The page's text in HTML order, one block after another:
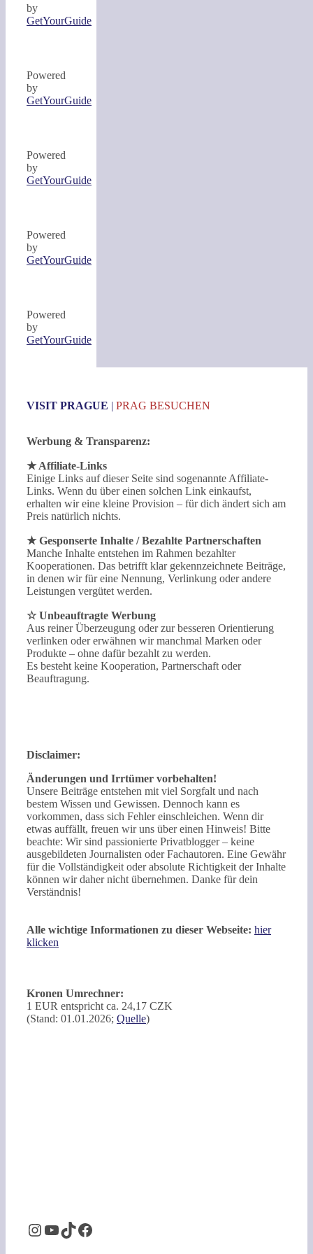
by
GetYourGuide
Powered
by
GetYourGuide
Powered
by
GetYourGuide
Powered
by
GetYourGuide
Powered
by
GetYourGuide
VISIT PRAGUE | PRAG BESUCHEN
Werbung & Transparenz:
★ Affiliate-Links
Einige Links auf dieser Seite sind sogenannte Affiliate-
Links. Wenn du über einen solchen Link einkaufst,
erhalten wir eine kleine Provision – für dich ändert sich am
Preis natürlich nichts.
★ Gesponserte Inhalte / Bezahlte Partnerschaften
Manche Inhalte entstehen im Rahmen bezahlter
Kooperationen. Das betrifft klar gekennzeichnete Beiträge,
in denen wir für eine Nennung, Verlinkung oder andere
Leistungen vergütet werden.
☆ Unbeauftragte Werbung
Aus reiner Überzeugung oder zur besseren Orientierung
verlinken oder erwähnen wir manchmal Marken oder
Produkte – ohne dafür bezahlt zu werden.
Es besteht keine Kooperation, Partnerschaft oder
Beauftragung.
Disclaimer:
Änderungen und Irrtümer vorbehalten!
Unsere Beiträge entstehen mit viel Sorgfalt und nach
bestem Wissen und Gewissen. Dennoch kann es
vorkommen, dass sich Fehler einschleichen. Wenn dir
etwas auffällt, freuen wir uns über einen Hinweis! Bitte
beachte: Wir sind passionierte Privatblogger – keine
ausgebildeten Journalisten oder Fachautoren. Eine Gewähr
für die Vollständigkeit oder absolute Richtigkeit der Inhalte
können wir daher nicht übernehmen. Danke für dein
Verständnis!
Alle wichtige Informationen zu dieser Webseite: hier
klicken
Kronen Umrechner:
1 EUR entspricht ca. 24,17 CZK
(Stand: 01.01.2026; Quelle)
Instagram
YouTube
TikTok
Facebook